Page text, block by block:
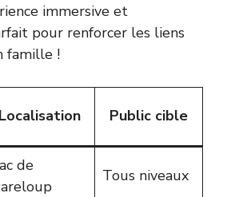
immersive et
pour renforcer les liens
famille !
Localisation Public cible
de
Tous niveaux